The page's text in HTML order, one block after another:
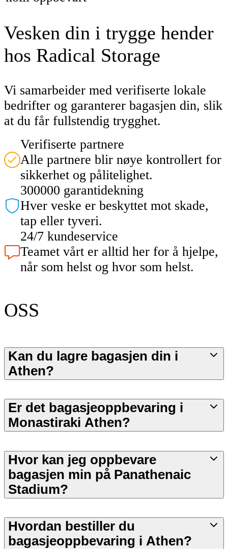
Vesken din i trygge hender
hos Radical Storage
Vi samarbeider med verifiserte lokale
bedrifter og garanterer bagasjen din, slik
at du får fullstendig trygghet.
Verifiserte partnere
Alle partnere blir nøye kontrollert for
sikkerhet og pålitelighet.
300000 garantidekning
Hver veske er beskyttet mot skade,
tap eller tyveri.
24/7 kundeservice
Teamet vårt er alltid her for å hjelpe,
når som helst og hvor som helst.
OSS
Kan du lagre bagasjen din i
Athen?
Er det bagasjeoppbevaring i
Monastiraki Athen?
Hvor kan jeg oppbevare
bagasjen min på Panathenaic
Stadium?
Hvordan bestiller du
bagasjeoppbevaring i Athen?